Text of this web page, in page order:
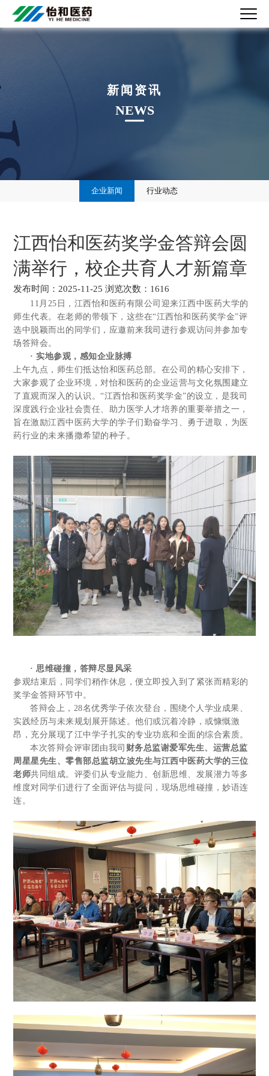
新闻资讯
NEWS
企业新闻 行业动态
江西怡和医药奖学金答辩会圆
满举行，校企共育人才新篇章
发布时间：2025-11-25 浏览次数：1616
11月25日，江西怡和医药有限公司迎来江西中医药大学的
师生代表。在老师的带领下，这些在“江西怡和医药奖学金”评
选中脱颖而出的同学们，应邀前来我司进行参观访问并参加专
场答辩会。
· 实地参观，感知企业脉搏
上午九点，师生们抵达怡和医药总部。在公司的精心安排下，
大家参观了企业环境，对怡和医药的企业运营与文化氛围建立
了直观而深入的认识。“江西怡和医药奖学金”的设立，是我司
深度践行企业社会责任、助力医学人才培养的重要举措之一，
旨在激励江西中医药大学的学子们勤奋学习、勇于进取，为医
药行业的未来播撒希望的种子。
· 思维碰撞，答辩尽显风采
参观结束后，同学们稍作休息，便立即投入到了紧张而精彩的
奖学金答辩环节中。
答辩会上，28名优秀学子依次登台，围绕个人学业成果、
实践经历与未来规划展开陈述。他们或沉着冷静，或慷慨激
昂，充分展现了江中学子扎实的专业功底和全面的综合素质。
本次答辩会评审团由我司 财务总监谢爱军先生、运营总监
周星星先生、零售部总监胡立波先生与江西中医药大学的三位
老师共同组成。评委们从专业能力、创新思维、发展潜力等多
维度对同学们进行了全面评估与提问，现场思维碰撞，妙语连
连。